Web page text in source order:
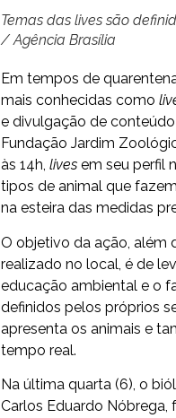
Temas das lives são
/ Agência Brasília
Em tempos de
mais conhecidas como
e divulgação de
Fundação Jardim
às 14h, lives em seu perfil
tipos de animal que
na esteira das medidas
O objetivo da ação, além
realizado no local, é de
educação ambiental e o
definidos pelos próprios
apresenta os animais e
tempo real.
Na última quarta (6), o
Carlos Eduardo Nóbrega,